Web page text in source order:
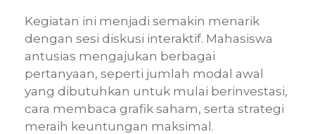
Kegiatan ini menjadi semakin menarik
dengan sesi diskusi interaktif. Mahasiswa
antusias mengajukan berbagai
pertanyaan, seperti jumlah modal awal
yang dibutuhkan untuk mulai berinvestasi,
cara membaca grafik saham, serta strategi
meraih keuntungan maksimal.